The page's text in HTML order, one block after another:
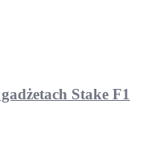
Stake F1